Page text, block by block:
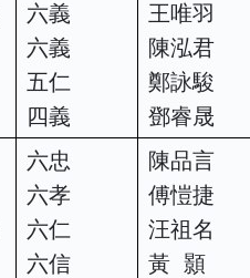
六義
六義
五仁
四義
王唯羽
陳泓君
鄭詠駿
鄧睿晟
六忠
六孝
六仁
六信
陳品言
傅愷捷
汪祖名
黃 顥